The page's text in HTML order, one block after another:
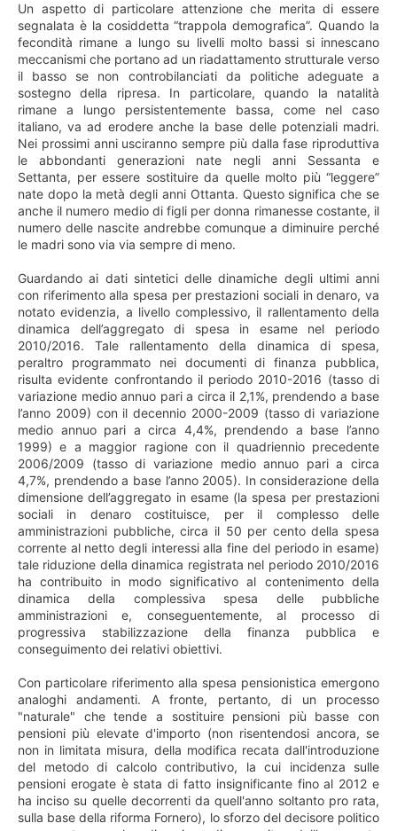
Un aspetto di particolare attenzione che merita di essere
segnalata è la cosiddetta “trappola demografica”. Quando la
fecondità rimane a lungo su livelli molto bassi si innescano
meccanismi che portano ad un riadattamento strutturale verso
il basso se non controbilanciati da politiche adeguate a
sostegno della ripresa. In particolare, quando la natalità
rimane a lungo persistentemente bassa, come nel caso
italiano, va ad erodere anche la base delle potenziali madri.
Nei prossimi anni usciranno sempre più dalla fase riproduttiva
le abbondanti generazioni nate negli anni Sessanta e
Settanta, per essere sostituire da quelle molto più “leggere”
nate dopo la metà degli anni Ottanta. Questo significa che se
anche il numero medio di figli per donna rimanesse costante, il
numero delle nascite andrebbe comunque a diminuire perché
le madri sono via via sempre di meno.
Guardando ai dati sintetici delle dinamiche degli ultimi anni
con riferimento alla spesa per prestazioni sociali in denaro, va
notato evidenzia, a livello complessivo, il rallentamento della
dinamica dell’aggregato di spesa in esame nel periodo
2010/2016. Tale rallentamento della dinamica di spesa,
peraltro programmato nei documenti di finanza pubblica,
risulta evidente confrontando il periodo 2010-2016 (tasso di
variazione medio annuo pari a circa il 2,1%, prendendo a base
l’anno 2009) con il decennio 2000-2009 (tasso di variazione
medio annuo pari a circa 4,4%, prendendo a base l’anno
1999) e a maggior ragione con il quadriennio precedente
2006/2009 (tasso di variazione medio annuo pari a circa
4,7%, prendendo a base l’anno 2005). In considerazione della
dimensione dell’aggregato in esame (la spesa per prestazioni
sociali in denaro costituisce, per il complesso delle
amministrazioni pubbliche, circa il 50 per cento della spesa
corrente al netto degli interessi alla fine del periodo in esame)
tale riduzione della dinamica registrata nel periodo 2010/2016
ha contribuito in modo significativo al contenimento della
dinamica della complessiva spesa delle pubbliche
amministrazioni e, conseguentemente, al processo di
progressiva stabilizzazione della finanza pubblica e
conseguimento dei relativi obiettivi.
Con particolare riferimento alla spesa pensionistica emergono
analoghi andamenti. A fronte, pertanto, di un processo
"naturale" che tende a sostituire pensioni più basse con
pensioni più elevate d'importo (non risentendosi ancora, se
non in limitata misura, della modifica recata dall'introduzione
del metodo di calcolo contributivo, la cui incidenza sulle
pensioni erogate è stata di fatto insignificante fino al 2012 e
ha inciso su quelle decorrenti da quell'anno soltanto pro rata,
sulla base della riforma Fornero), lo sforzo del decisore politico